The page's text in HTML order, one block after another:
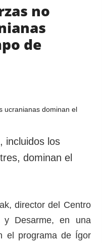
no
de
incluidos los
dominan el
director del Centro
y Desarme, en una
el programa de Ígor